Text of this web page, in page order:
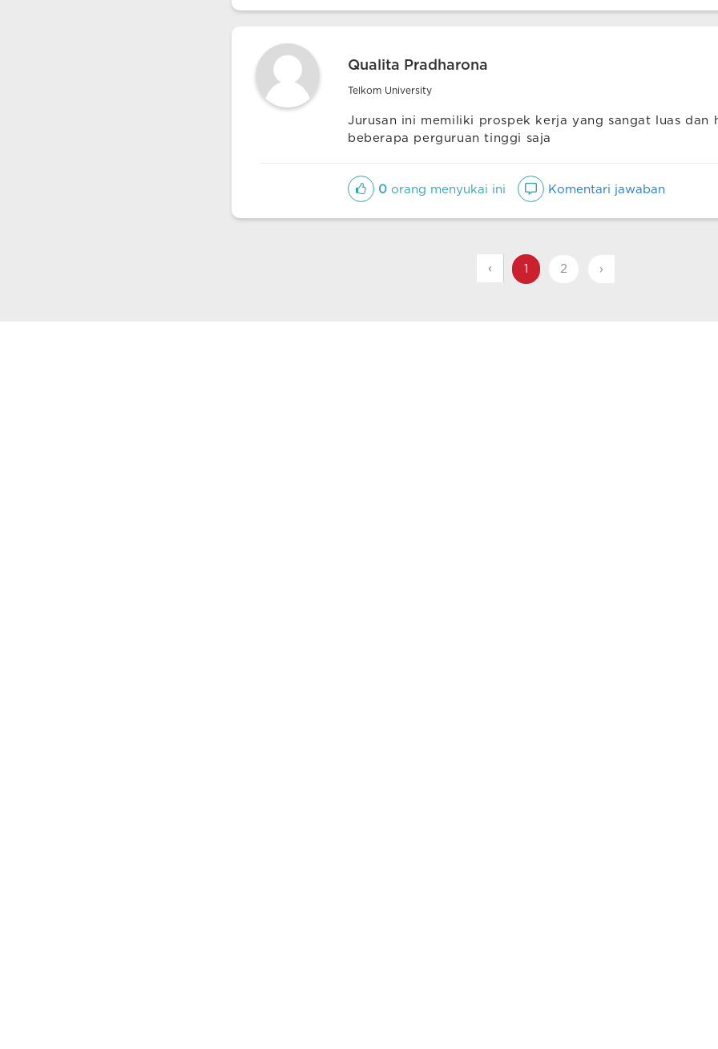
Qualita Pradharona
Telkom University
Jurusan ini memiliki prospek kerja yang sangat luas dan
beberapa perguruan tinggi saja
0 orang menyukai ini Komentari jawaban
‹ 1 2 ›